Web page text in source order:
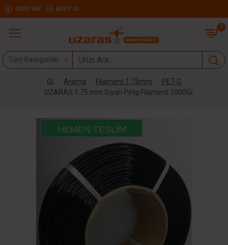
GIRIŞ YAP KAYIT OL
0
Tüm Kategoriler
Arama Filament 1,75mm
PET-G
UZARAS 1.75 mm Siyah Petg Filament 1000Gr
HEMEN TESLIM